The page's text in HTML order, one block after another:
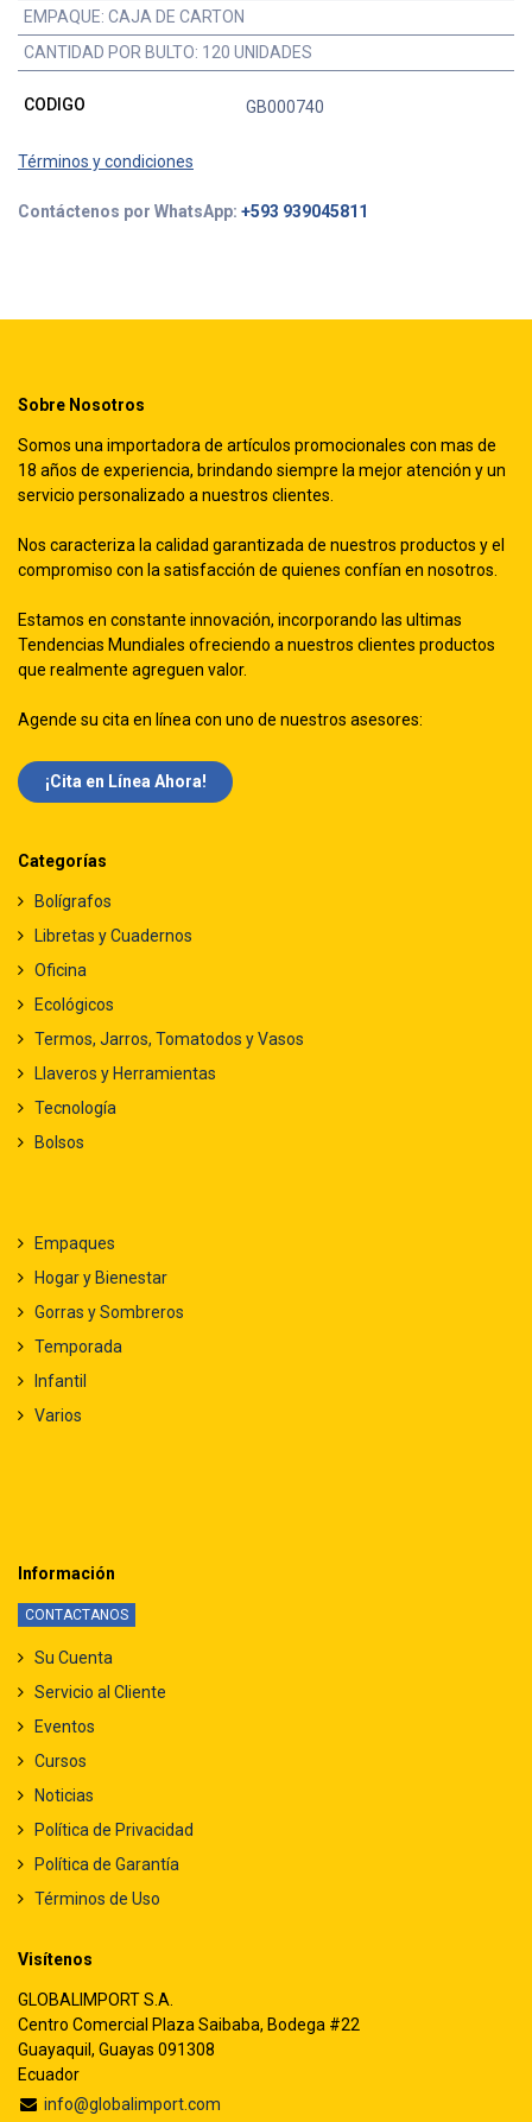
EMPAQUE: CAJA DE CARTON
CANTIDAD POR BULTO: 120 UNIDADES
CODIGO GB000740
Términos y condiciones
Contáctenos por WhatsApp: +593 939045811
Sobre Nosotros
Somos una importadora de artículos promocionales con mas de
18 años de experiencia, brindando siempre la mejor atención y un
servicio personalizado a nuestros clientes.
Nos caracteriza la calidad garantizada de nuestros productos y el
compromiso con la satisfacción de quienes confían en nosotros.
Estamos en constante innovación, incorporando las ultimas
Tendencias Mundiales ofreciendo a nuestros clientes productos
que realmente agreguen valor.
Agende su cita en línea con uno de nuestros asesores:
¡Cita en Línea Ah​​ora!
Categorías
Bolígrafos
Libretas y Cuadernos
Oficina
Ecológicos
Termos, Jarros, Tomatodos y Vasos
Llaveros y Herramientas
Tecnología
Bolsos
Empaques
Hogar y Bienestar
Gorras y Sombreros
Temporada
Infantil
Varios
Información
CONTACTANOS
Su Cuenta
Servicio al Cliente
Eventos
Cursos
Noticias
Política de Privacidad
Política de Garantía
Términos de Uso
Visítenos
GLOBALIMPORT S.A.
Centro Comercial Plaza Saibaba, Bodega #22
Guayaquil, Guayas 091308
Ecuador
info@globalimport.com